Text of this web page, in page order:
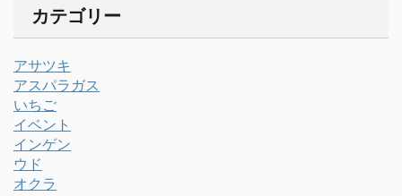
カテゴリー
アサツキ
アスパラガス
いちご
イベント
インゲン
ウド
オクラ